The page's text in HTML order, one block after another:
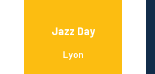
Jazz Day
Lyon